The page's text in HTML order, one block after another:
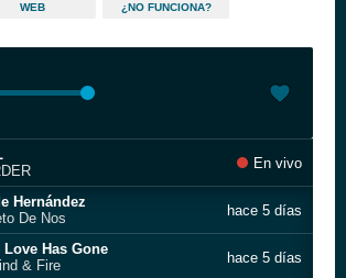
WEB ¿NO FUNCIONA?
En vivo
Hernández
De Nos
hace 5 días
Has Gone
& Fire
hace 5 días